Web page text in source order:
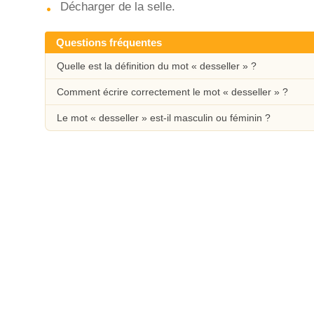
Décharger de la selle.
Questions fréquentes
Quelle est la définition du mot « desseller » ?
Comment écrire correctement le mot « desseller » ?
Le mot « desseller » est-il masculin ou féminin ?